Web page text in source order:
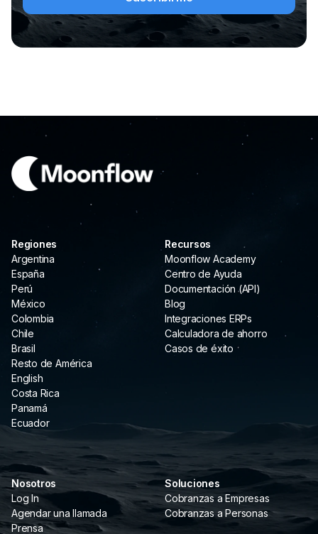
Soluciones
Cobranzas a Empresas
Cobranzas a Personas
Regiones
Argentina
España
Perú
México
Colombia
Chile
Brasil
Resto de América
English
Costa Rica
Panamá
Ecuador
Recursos
Moonflow Academy
Centro de Ayuda
Documentación (API)
Blog
Integraciones ERPs
Calculadora de ahorro
Casos de éxito
Nosotros
Log In
Agendar una llamada
Prensa